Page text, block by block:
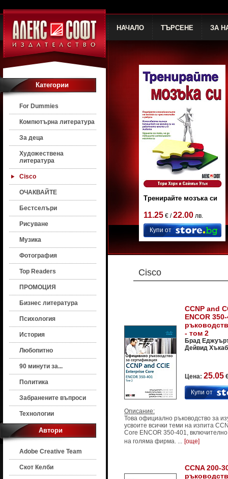
НАЧАЛО ТЪРСЕНЕ ЗА
Категории
For Dummies
Компютърна литература
За деца
Художествена
литература
Cisco
ОЧАКВАЙТЕ
Бестселъри
Рисуване
Музика
Фотография
Top Readers
ПРОМОЦИЯ
Бизнес литература
Психология
История
Любопитно
90 минути за...
Политика
Забранените въпроси
Технологии
Автори
Adobe Creative Team
Скот Келби
Тренирайте мозъка си
11.25 € /22.00 лв.
Купи от
Cisco
CCNP and
ENCOR
- том 2
Брад
Дейвид
Цена: 25.05
Купи от
Описание:
Това официално ръководство за
усвоите всички теми на изпита
Core ENCOR 350-401,
на голяма фирма. ... [още]
CCNA 200-